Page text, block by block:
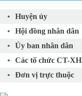
Huyện ủy
Hội đồng nhân dân
Ủy ban nhân dân
Các tổ chức CT-XH
Đơn vị trực thuộc